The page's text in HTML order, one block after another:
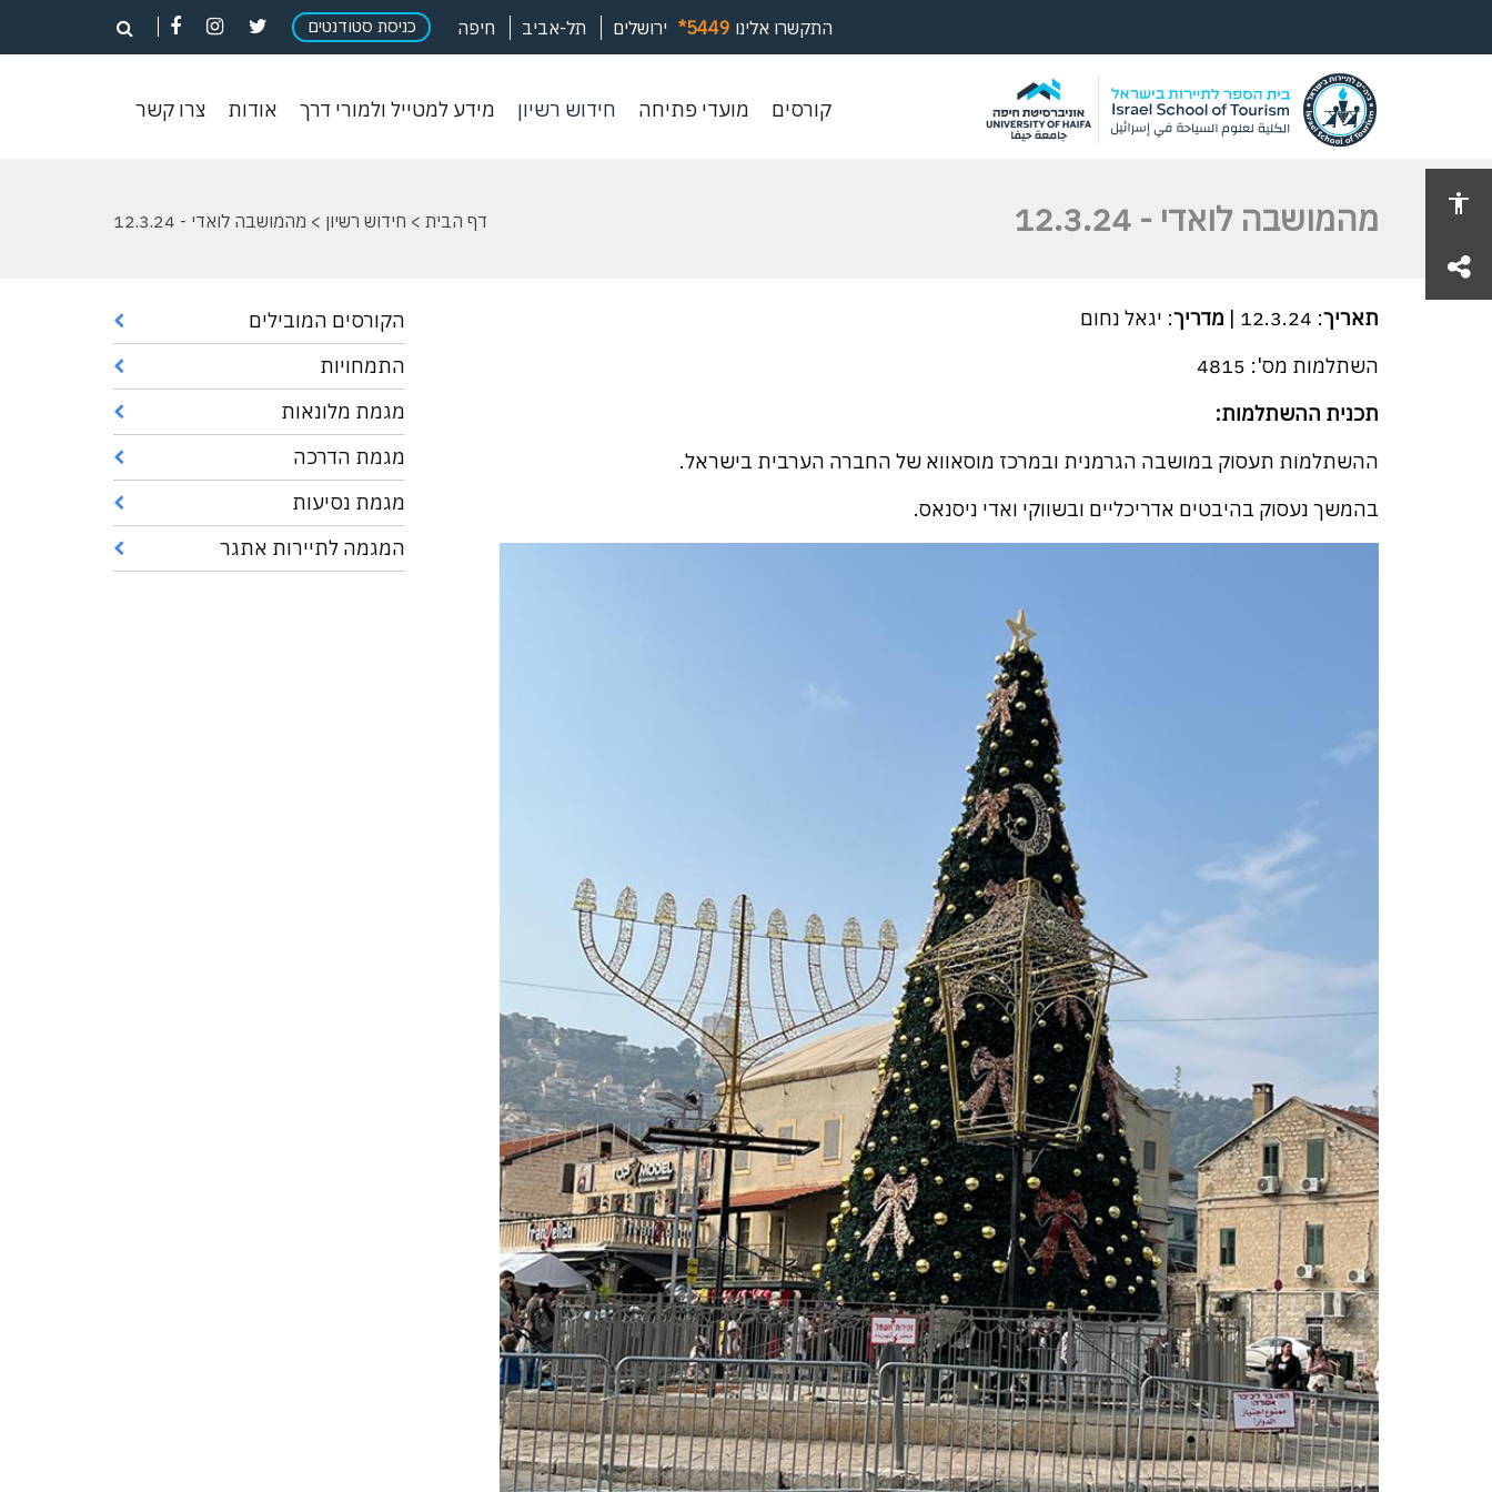
share
פתח
חיפוש
כניסת סטודנטים פתחפתח
חיפוש
פתח
חיפוש
ירושלים תל-אביב חיפה התקשרו אלינו *5449
קורסים קורסים
מועדי פתיחה מועדי
חידוש רשיון חידוש
מידע למטייל ולמורי דרךמידעאודות אודות
צרו קשרצרו
מהמושבה לואדי - 12.3.24 דף הבית > חידוש רשיון > מהמושבה לואדי - 12.3.24
תאריך: 12.3.24 | מדריך: יגאל נחום
השתלמות מס': 4815
תכנית ההשתלמות:
ההשתלמות תעסוק במושבה הגרמנית ובמרכז מוסאווא של החברה הערבית בישראל.
בהמשך נעסוק בהיבטים אדריכליים ובשווקי ואדי ניסנאס.
הקורסים המובילים
התמחויות
מגמת מלונאות
מגמת הדרכה
מגמת נסיעות
המגמה לתיירות אתגר